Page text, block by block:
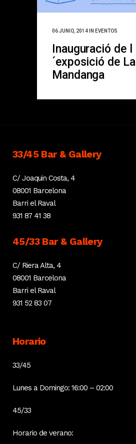
06 JUNIO, 2014 IN EVENTOS
Inauguració de l
´exposició de La
Mandanga
33/45 Bar & Gallery
C/ Joaquin Costa, 4
08001 Barcelona
Barri el Raval
931 87 41 38
45/33 Bar & Gallery
C/ Riera Alta, 4
08001 Barcelona
Barri el Raval
931 52 83 07
Horario
33/45
Lunes a Domingo: 16:00 – 02:00
45/33
Horario de verano: